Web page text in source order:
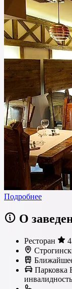
Подробнее
О
Ресторан
Парковка